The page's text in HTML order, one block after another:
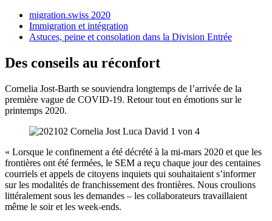
migration.swiss 2020
Immigration et intégration
Astuces, peine et consolation dans la Division Entrée
Des conseils au réconfort
Cornelia Jost-Barth se souviendra longtemps de l’arrivée de la
première vague de COVID-19. Retour tout en émotions sur le
printemps 2020.
« Lorsque le confinement a été décrété à la mi-mars 2020 et que les
frontières ont été fermées, le SEM a reçu chaque jour des centaines
courriels et appels de citoyens inquiets qui souhaitaient s’informer
sur les modalités de franchissement des frontières. Nous croulions
littéralement sous les demandes – les collaborateurs travaillaient
même le soir et les week-ends.